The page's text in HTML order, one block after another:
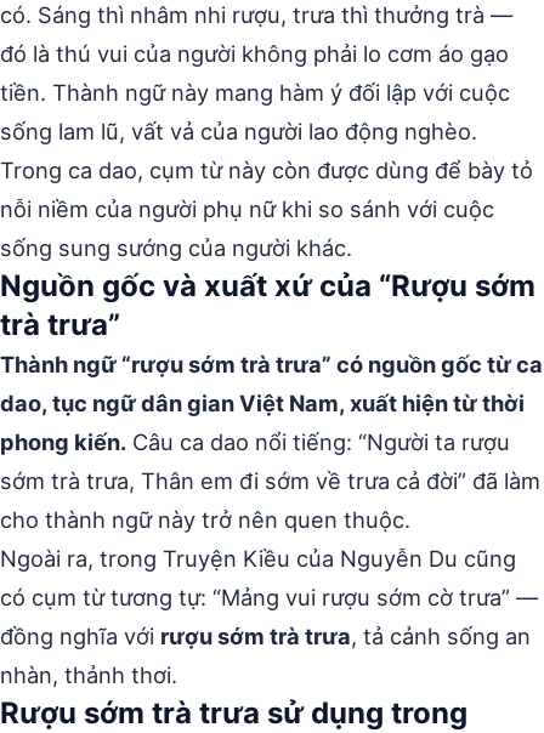
có. Sáng thì nhâm nhi rượu, trưa thì thưởng trà —
đó là thú vui của người không phải lo cơm áo gạo
tiền. Thành ngữ này mang hàm ý đối lập với cuộc
sống lam lũ, vất vả của người lao động nghèo.
Trong ca dao, cụm từ này còn được dùng để bày tỏ
nỗi niềm của người phụ nữ khi so sánh với cuộc
sống sung sướng của người khác.
Nguồn gốc và xuất xứ của “Rượu sớm
trà trưa”
Thành ngữ “rượu sớm trà trưa” có nguồn gốc từ ca
dao, tục ngữ dân gian Việt Nam, xuất hiện từ thời
phong kiến. Câu ca dao nổi tiếng: “Người ta rượu
sớm trà trưa, Thân em đi sớm về trưa cả đời” đã làm
cho thành ngữ này trở nên quen thuộc.
Ngoài ra, trong Truyện Kiều của Nguyễn Du cũng
có cụm từ tương tự: “Mảng vui rượu sớm cờ trưa” —
đồng nghĩa với rượu sớm trà trưa, tả cảnh sống an
nhàn, thảnh thơi.
Rượu sớm trà trưa sử dụng trong